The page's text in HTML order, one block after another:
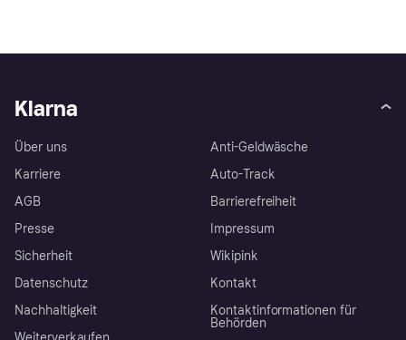
Klarna
Über uns
Karriere
AGB
Presse
Sicherheit
Datenschutz
Nachhaltigkeit
Anti-Geldwäsche
Auto-Track
Barrierefreiheit
Impressum
Wikipink
Kontakt
Kontaktinformationen für
Behörden